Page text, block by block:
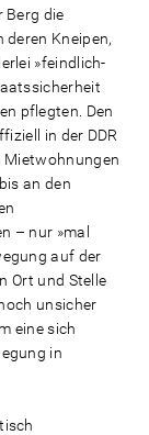
Berg die
Kneipen,
»feindlich-
pflegten. Den
in der DDR
Mietwohnungen
an den
– nur »mal
auf der
Ort und Stelle
unsicher
eine sich
in